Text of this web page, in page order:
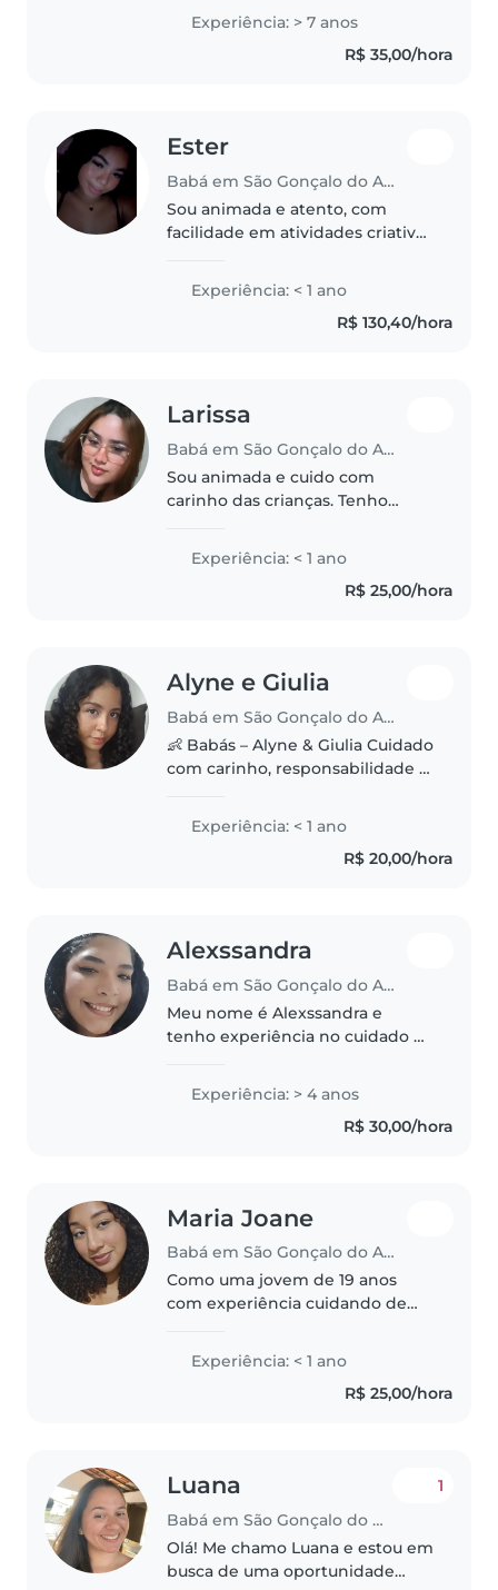
faixas etárias. Adoro leitura,
música e jogos, além de me
adaptar bem a pet sitter ou
Experiência: > 7 anos
R$ 35,00/hora
Ester
Babá em São Gonçalo do Amarante (Rio Grande do Norte)
Sou animada e atento, com
facilidade em atividades criativas
para cuidar de crianças
pequenas e fazer tarefas leves.
Experiência: < 1 ano
R$ 130,40/hora
Larissa
Babá em São Gonçalo do Amarante (Rio Grande do Norte)
Sou animada e cuido com
carinho das crianças. Tenho
além de gostar de animais,
cozinhar e ajudar nas tarefas
escolares. Busco ganhar
Experiência: < 1 ano
R$ 25,00/hora
Alyne e Giulia
Babá em São Gonçalo do Amarante (Rio Grande do Norte)
👶 Babás – Alyne & Giulia Cuidado
com carinho, responsabilidade e
em dupla pelo valor de uma
babá! Enquanto uma acompanha
a criança, a outra pode preparar..
Experiência: < 1 ano
R$ 20,00/hora
Alexssandra
Babá em São Gonçalo do Amarante (Rio Grande do Norte)
Meu nome é Alexssandra e
tenho experiência no cuidado de
responsabilidade, paciência e
dedicação. Tenho facilidade para
Experiência: > 4 anos
R$ 30,00/hora
Maria Joane
Babá em São Gonçalo do Amarante (Rio Grande do Norte)
Como uma jovem de 19 anos
com experiência cuidando de
desde bebês até crianças em
idade escolar, acredito que seria
a babá ideal para sua família.
Experiência: < 1 ano
R$ 25,00/hora
Luana
Babá em São Gonçalo do Amarante (Rio Grande do Norte)
1
Olá! Me chamo Luana e estou em
busca de uma oportunidade